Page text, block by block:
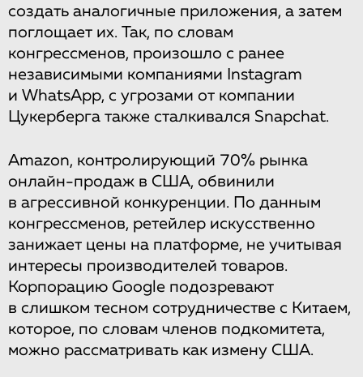
создать аналогичные приложения, а затем
поглощает их. Так, по словам
конгресcменов, произошло с ранее
независимыми компаниями Instagram
и WhatsApp, с угрозами от компании
Цукерберга также сталкивался Snapchat.
Amazon, контролирующий 70% рынка
онлайн-продаж в США, обвинили
в агрессивной конкуренции. По данным
конгрессменов, ретейлер искусственно
занижает цены на платформе, не учитывая
интересы производителей товаров.
Корпорацию Google подозревают
в слишком тесном сотрудничестве с Китаем,
которое, по словам членов подкомитета,
можно рассматривать как измену США.